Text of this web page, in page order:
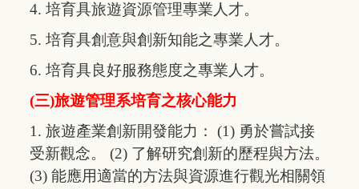
4. 培育具旅遊資源管理專業人才。
5. 培育具創意與創新知能之專業人才。
6. 培育具良好服務態度之專業人才。
(三)旅遊管理系培育之核心能力
1. 旅遊產業創新開發能力： (1) 勇於嘗試接
受新觀念。 (2) 了解研究創新的歷程與方法。
(3) 能應用適當的方法與資源進行觀光相關領